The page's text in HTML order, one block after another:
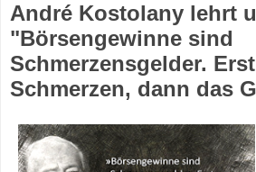
André Kostolany lehrt
"Börsengewinne sind
Schmerzensgelder.
Schmerzen, dann das